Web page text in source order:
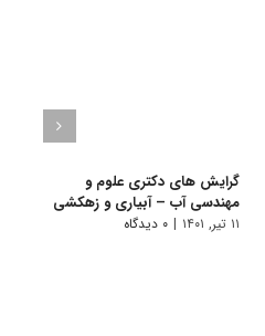
گرایش های دکتری ﻋﻠﻮم و
ﻣﻬﻨﺪسی آب – آبیاری و زهکشی
۱۱ تیر, ۱۴۰۱ | ۰ دیدگاه